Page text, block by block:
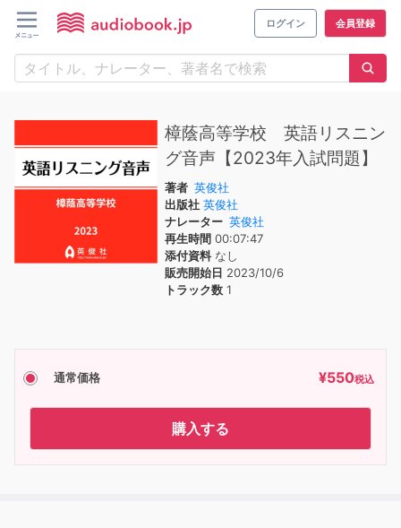
ログイン 会員登録
樟蔭高等学校 英語リスニン
グ音声【2023年入試問題】
著者 英俊社
出版社 英俊社
ナレーター 英俊社
再生時間 00:07:47
添付資料なし
販売開始日 2023/10/6
トラック数 1
通常価格 ¥550税込
購入する